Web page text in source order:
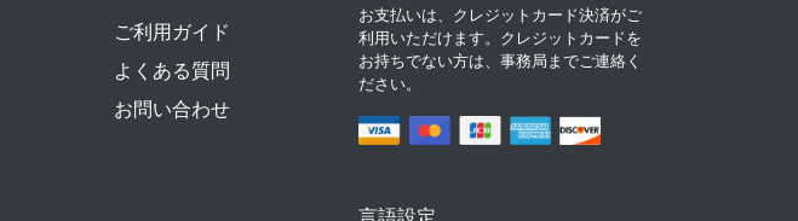
ご利用ガイド
よくある質問
お問い合わせ
お支払いは、クレジットカード決済がご
利用いただけます。クレジットカードを
お持ちでない方は、事務局までご連絡く
ださい。
言語設定